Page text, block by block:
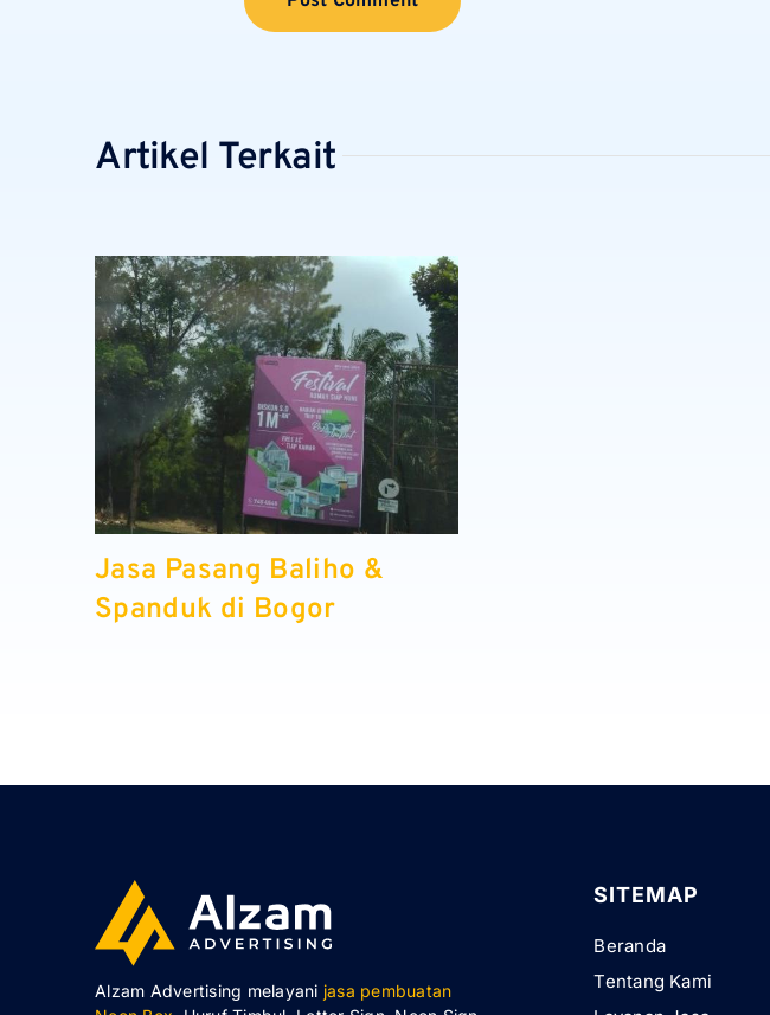
Artikel Terkait
Jasa Pasang Baliho &
Spanduk di Bogor
Alzam Advertising melayani jasa pembuatan
SITEMAP
Beranda
Tentang Kami